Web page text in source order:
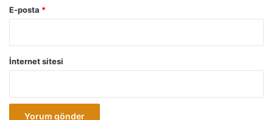
E-posta *
İnternet sitesi